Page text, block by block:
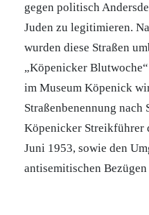
gegen politisch
Juden zu legitimieren.
wurden diese Straßen
„Köpenicker
im Museum Köpenick
Straßenbenennung nach
Köpenicker Streikführer
Juni 1953, sowie den
antisemitischen